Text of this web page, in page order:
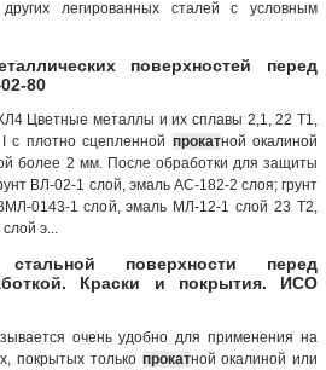
легированных сталей с условным
поверхностей перед
80
Цветные металлы и их сплавы 2,1, 22 T1,
с плотно сцепленной прокатной окалиной
более 2 мм. После обработки для защиты
ВЛ-02-1 слой, эмаль АС-182-2 слоя; грунт
0143-1 слой, эмаль МЛ-12-1 слой 23 T2,
э...
поверхности перед
Краски и покрытия. ИСО
очень удобно для применения на
покрытых только прокатной окалиной или